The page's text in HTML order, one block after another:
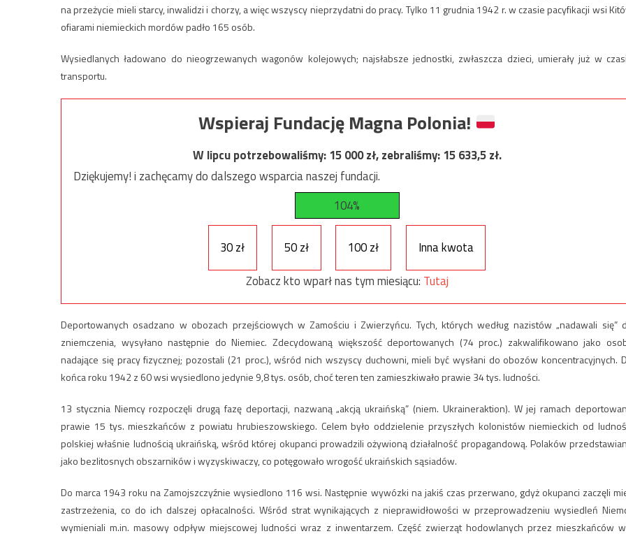
na przeżycie mieli starcy, inwalidzi i chorzy, a więc wszyscy nieprzydatni do pracy. Tylko 11 grudnia 1942 r. w czasie pacyfikacji wsi
ofiarami niemieckich mordów padło 165 osób.
Wysiedlanych ładowano do nieogrzewanych wagonów kolejowych; najsłabsze jednostki, zwłaszcza dzieci, umierały już w
transportu.
Wspieraj Fundację Magna Polonia!
W lipcu potrzebowaliśmy:15 000zł, zebraliśmy:15 633,5zł.
Dziękujemy! i zachęcamy do dalszego wsparcia naszej fundacji.
104%
30 zł 50 zł 100 zł
Inna kwota
Zobacz kto wparł nas tym miesiącu: Tutaj
Deportowanych osadzano w obozach przejściowych w Zamościu i Zwierzyńcu. Tych, których według nazistów „nadawali się”
zniemczenia, wysyłano następnie do Niemiec. Zdecydowaną większość deportowanych (74 proc.) zakwalifikowano jako
nadające się pracy fizycznej; pozostali (21 proc.), wśród nich wszyscy duchowni, mieli być wysłani do obozów koncentracyjnych.
końca roku 1942 z 60 wsi wysiedlono jedynie 9,8 tys. osób, choć teren ten zamieszkiwało prawie 34 tys. ludności.
13 stycznia Niemcy rozpoczęli drugą fazę deportacji, nazwaną „akcją ukraińską” (niem. Ukraineraktion). W jej ramach
prawie 15 tys. mieszkańców z powiatu hrubieszowskiego. Celem było oddzielenie przyszłych kolonistów niemieckich od
polskiej właśnie ludnością ukraińską, wśród której okupanci prowadzili ożywioną działalność propagandową. Polaków
jako bezlitosnych obszarników i wyzyskiwaczy, co potęgowało wrogość ukraińskich sąsiadów.
Do marca 1943 roku na Zamojszczyźnie wysiedlono 116 wsi. Następnie wywózki na jakiś czas przerwano, gdyż okupanci zaczęli
zastrzeżenia, co do ich dalszej opłacalności. Wśród strat wynikających z nieprawidłowości w przeprowadzeniu wysiedleń
wymieniali m.in. masowy odpływ miejscowej ludności wraz z inwentarzem. Część zwierząt hodowlanych przez mieszkańców